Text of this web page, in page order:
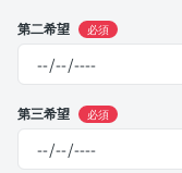
第二希望 必須
第三希望 必須